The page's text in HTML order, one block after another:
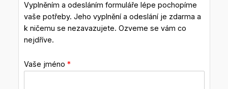
Vyplněním a odesláním formuláře lépe pochopíme
vaše potřeby. Jeho vyplnění a odeslání je zdarma a
k ničemu se nezavazujete. Ozveme se vám co
nejdříve.
Vaše jméno *